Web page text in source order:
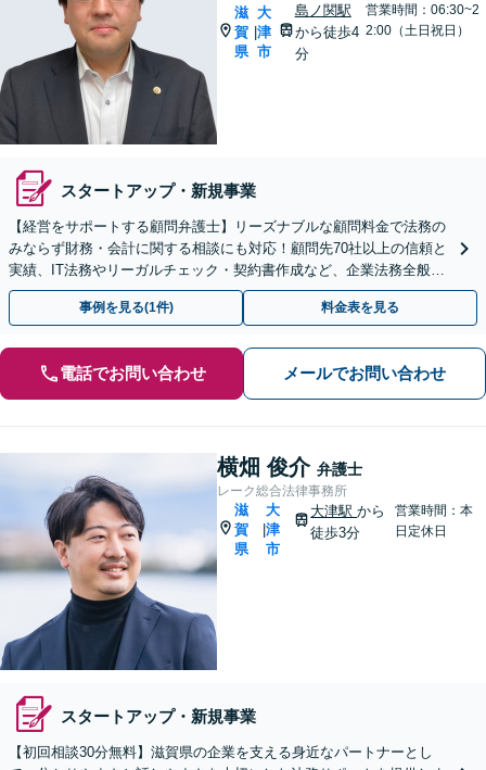
滋
賀
県
|
大
津
市
島ノ関駅
から徒歩4
分
営業時間：06:30~2
2:00（土日祝日）
スタートアップ・新規事業
【経営をサポートする顧問弁護士】リーズナブルな顧問料金で法務の
みならず財務・会計に関する相談にも対応！顧問先70社以上の信頼と
実績、IT法務やリーガルチェック・契約書作成など、企業法務全般に
ついてお気軽にご相談ください
事例を見る(1件) 料金表を見る
電話でお問い合わせ メールでお問い合わせ
横畑 俊介 弁護士
レーク総合法律事務所
滋
賀
県
大
津
市
大津駅から
徒歩3分
営業時間：本
日定休日
スタートアップ・新規事業
【初回相談30分無料】滋賀県の企業を支える身近なパートナーとし